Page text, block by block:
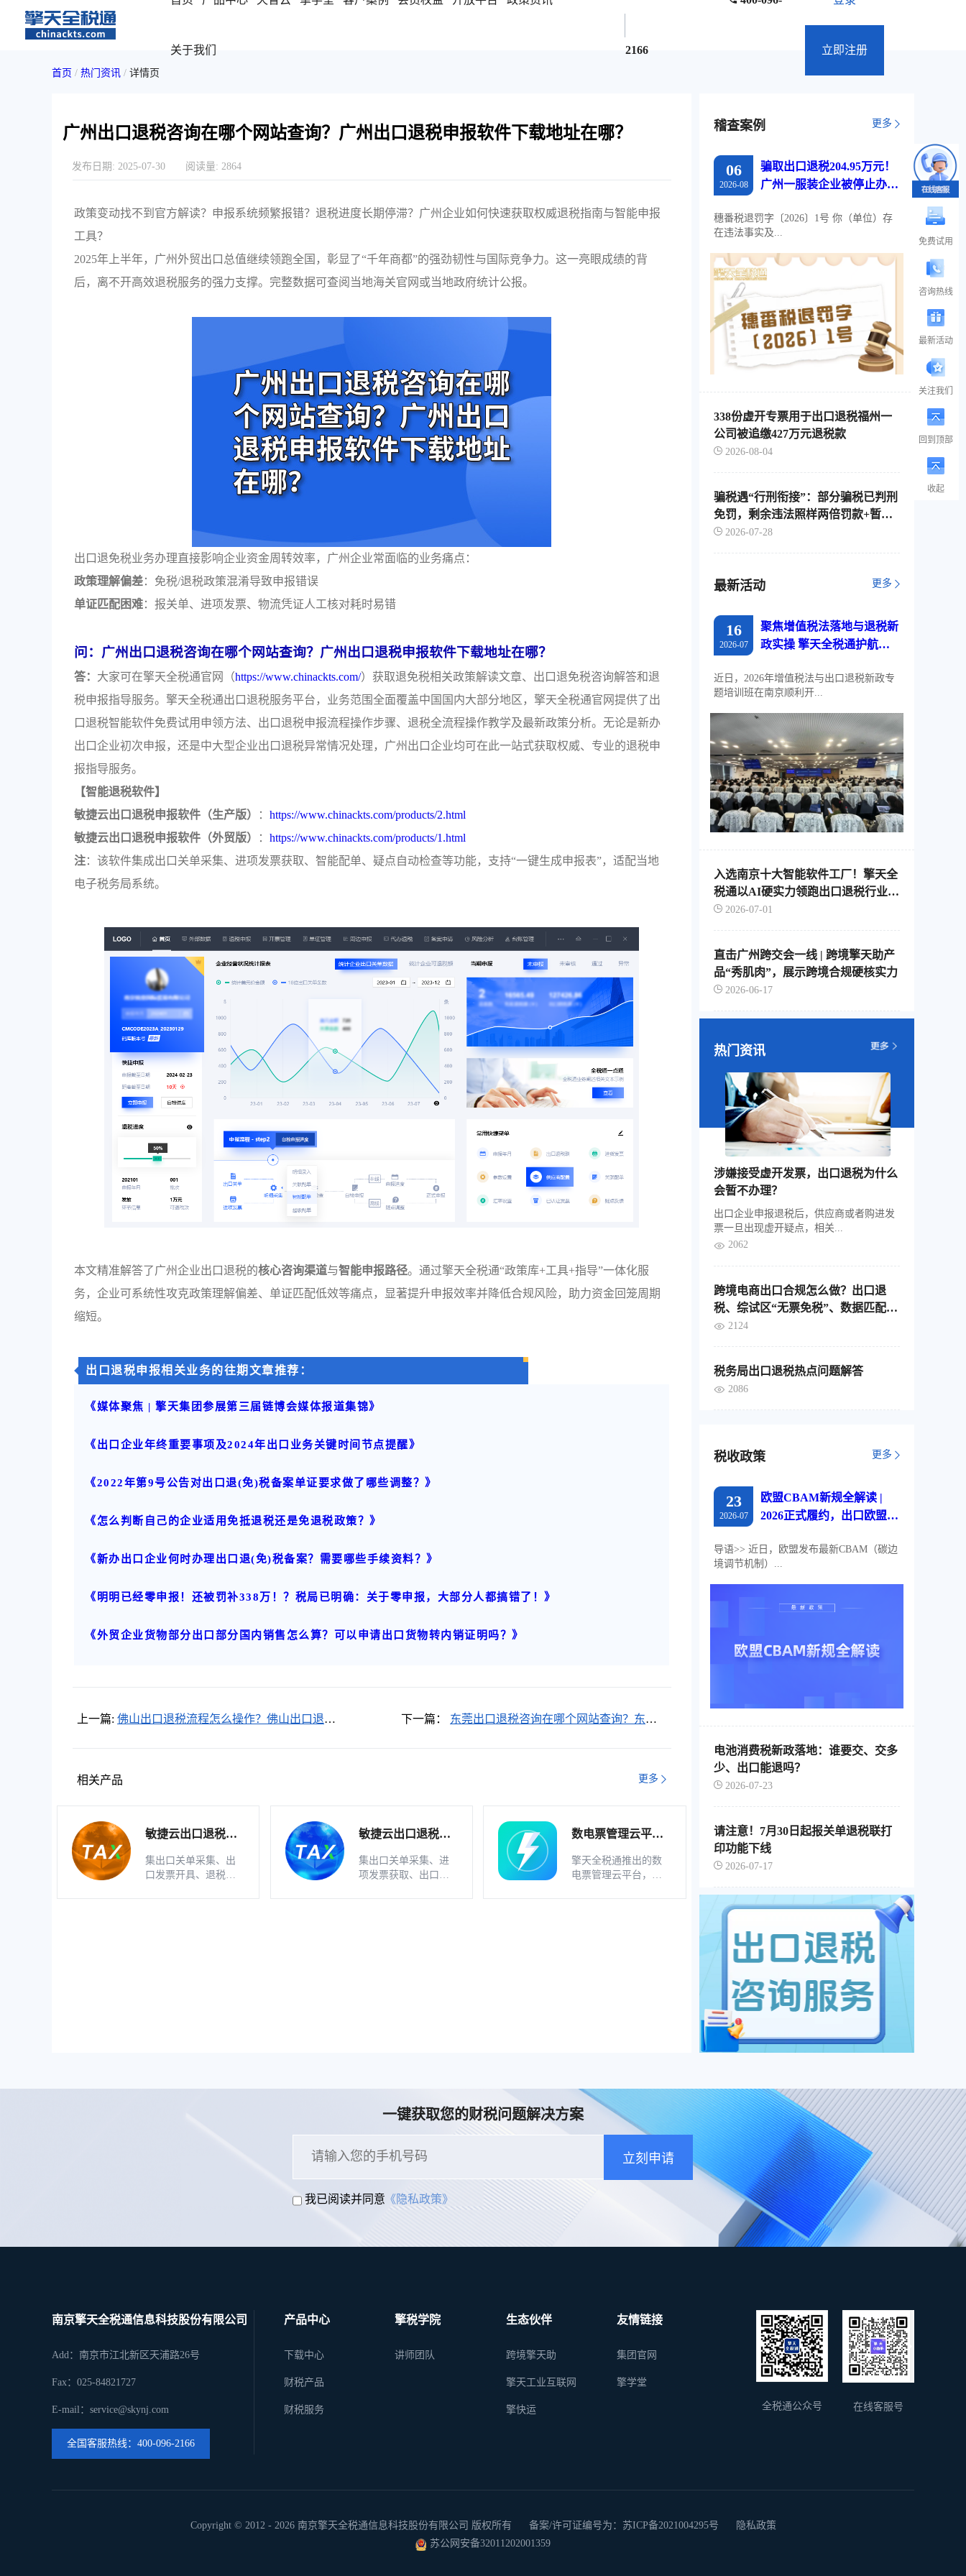
关于我们 2166 立即注册
首页 / 热门资讯 / 详情页
广州出口退税咨询在哪个网站查询？广州出口退税申报软件下载地址在哪？
发布日期: 2025-07-30 阅读量: 2864
政策变动找不到官方解读？申报系统频繁报错？退税进度长期停滞？广州企业如何快速获取权威退税指南与智能申报
工具？
2025年上半年，广州外贸出口总值继续领跑全国，彰显了“千年商都”的强劲韧性与国际竞争力。这一亮眼成绩的背
后，离不开高效退税服务的强力支撑。完整数据可查阅当地海关官网或当地政府统计公报。
出口退免税业务办理直接影响企业资金周转效率，广州企业常面临的业务痛点：
政策理解偏差：免税/退税政策混淆导致申报错误
单证匹配困难：报关单、进项发票、物流凭证人工核对耗时易错
问：广州出口退税咨询在哪个网站查询？广州出口退税申报软件下载地址在哪？
答： 大家可在擎天全税通官网（https://www.chinackts.com/）获取退免税相关政策解读文章、出口退免税咨询解答和退
税申报指导服务。擎天全税通出口退税服务平台，业务范围全面覆盖中国国内大部分地区，擎天全税通官网提供了出
口退税智能软件免费试用申领方法、出口退税申报流程操作步骤、退税全流程操作教学及最新政策分析。无论是新办
出口企业初次申报，还是中大型企业出口退税异常情况处理，广州出口企业均可在此一站式获取权威、专业的退税申
报指导服务。
【智能退税软件】
敏捷云出口退税申报软件（生产版）
：https://www.chinackts.com/products/2.html
敏捷云出口退税申报软件（外贸版）
：https://www.chinackts.com/products/1.html
注：该软件集成出口关单采集、进项发票获取、智能配单、疑点自动检查等功能，支持“一键生成申报表”，适配当地
电子税务局系统。
本文精准解答了广州企业出口退税的核心咨询渠道与智能申报路径。通过擎天全税通“政策库+工具+指导”一体化服
务，企业可系统性攻克政策理解偏差、单证匹配低效等痛点，显著提升申报效率并降低合规风险，助力资金回笼周期
缩短。
出口退税申报相关业务的往期文章推荐：
《媒体聚焦 | 擎天集团参展第三届链博会媒体报道集锦》
《出口企业年终重要事项及2024年出口业务关键时间节点提醒》
《2022年第9号公告对出口退(免)税备案单证要求做了哪些调整？》
《怎么判断自己的企业适用免抵退税还是免退税政策？》
《新办出口企业何时办理出口退(免)税备案？需要哪些手续资料？》
《明明已经零申报！还被罚补338万！？税局已明确：关于零申报，大部分人都搞错了！》
《外贸企业货物部分出口部分国内销售怎么算？可以申请出口货物转内销证明吗？》
上一篇: 佛山出口退税流程怎么操作？佛山出口退税
下一篇：
东莞出口退税咨询在哪个网站查询？东莞
相关产品 更多
敏捷云出口退税申
集出口关单采集、出
口发票开具、退税明
敏捷云出口退税申
集出口关单采集、进
项发票获取、出口发
数电票管理云平台
业
擎天全税通推出的数
电票管理云平台，是
稽查案例 更多
06
2026-08
骗取出口退税204.95万元！
广州一服装企业被停止办理
穗番税退罚字〔2026〕1号 你（单位）存
在违法事实及...
338份虚开专票用于出口退税福州一
公司被追缴427万元退税款
2026-08-04
骗税遇“行刑衔接”：部分骗税已判刑
免罚，剩余违法照样两倍罚款+暂停
出口退税
2026-07-28
最新活动 更多
16
2026-07
聚焦增值税法落地与退税新
政实操 擎天全税通护航江
近日，2026年增值税法与出口退税新政专
题培训班在南京顺利开...
入选南京十大智能软件工厂！擎天全
税通以AI硬实力领跑出口退税行业智
能化转型
2026-07-01
直击广州跨交会一线 | 跨境擎天助产
品“秀肌肉”，展示跨境合规硬核实力
2026-06-17
热门资讯
涉嫌接受虚开发票，出口退税为什么
会暂不办理？
出口企业申报退税后，供应商或者购进发
票一旦出现虚开疑点，相关...
2062
跨境电商出口合规怎么做？出口退
税、综试区“无票免税”、数据匹配，
这4个要点要分清
2124
税务局出口退税热点问题解答
2086
税收政策 更多
23
2026-07
欧盟CBAM新规全解读 |
2026正式履约，出口欧盟企
导语>> 近日，欧盟发布最新CBAM（碳边
境调节机制）...
电池消费税新政落地：谁要交、交多
少、出口能退吗？
2026-07-23
请注意！7月30日起报关单退税联打
印功能下线
2026-07-17
一键获取您的财税问题解决方案
立刻申请
我已阅读并同意《隐私政策》
南京擎天全税通信息科技股份有限公司
Add：南京市江北新区天浦路26号
Fax：025-84821727
E-mail：service@skynj.com
全国客服热线：400-096-2166
产品中心
下载中心
财税产品
财税服务
擎税学院
讲师团队
生态伙伴
跨境擎天助
擎天工业互联网
擎快运
友情链接
集团官网
擎学堂
全税通公众号 在线客服号
Copyright © 2012 - 2026 南京擎天全税通信息科技股份有限公司 版权所有 备案/许可证编号为：苏ICP备2021004295号
隐私政策
苏公网安备32011202001359
免费试用
咨询热线
最新活动
关注我们
回到顶部
收起